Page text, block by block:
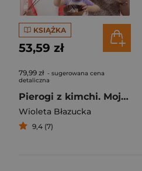
KSIĄŻKA
53,59 zł
79,99 zł - sugerowana cena
detaliczna
Pierogi z kimchi. Moje ulubione azjatyckie przepisy
Wioleta Błazucka
9,4 (7)